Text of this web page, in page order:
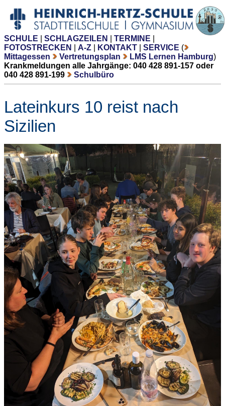
SCHULE SCHLAGZEILEN TERMINE
FOTOSTRECKEN
A-Z KONTAKT SERVICE (
Mittagessen
Vertretungsplan LMS Lernen Hamburg)
Krankmeldungen alle Jahrgänge: 040 428 891-157 oder
040 428 891-199
Schulbüro
Lateinkurs 10 reist nach
Sizilien